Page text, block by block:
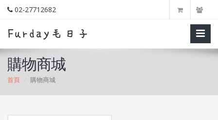
02-27712682
購物商城
首頁 購物商城